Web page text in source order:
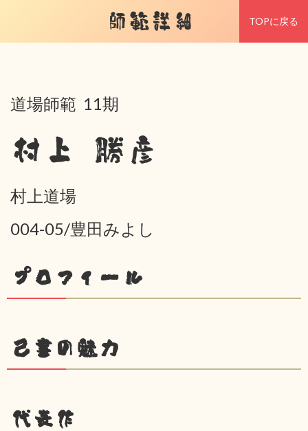
師範詳細 TOPに戻る
道場師範 11期
村上 勝彦
村上道場
004-05/豊田みよし
プロフィール
己書の魅力
代表作